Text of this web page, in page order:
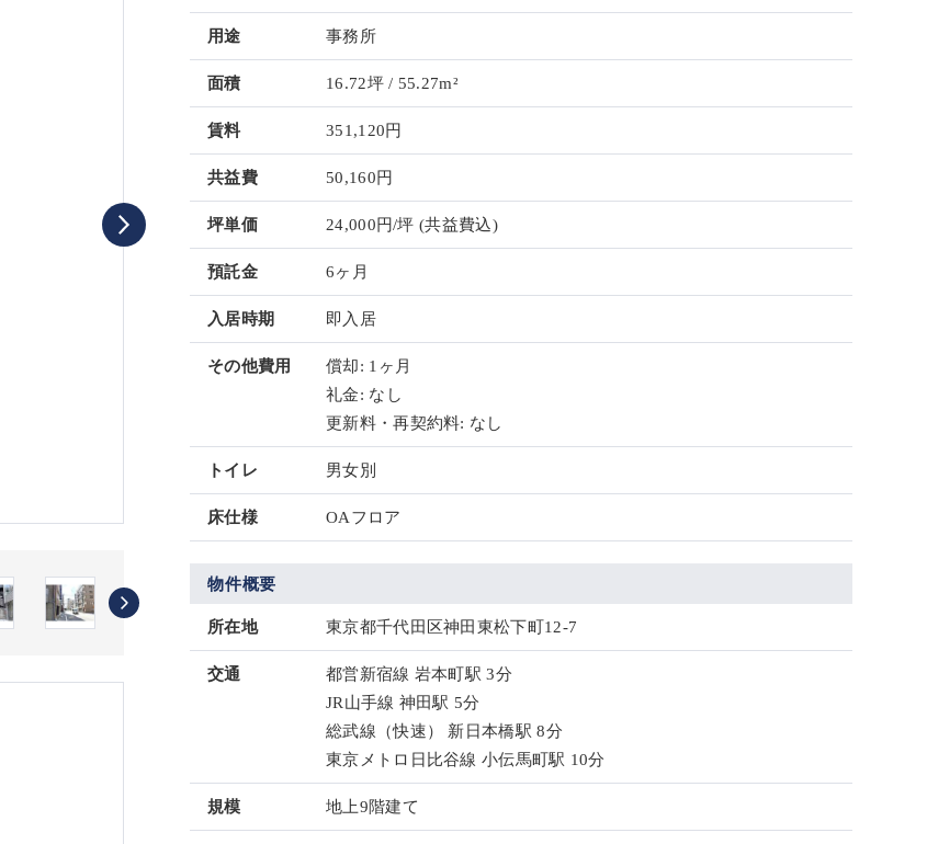
用途 事務所
面積 16.72坪 / 55.27m²
賃料 351,120円
共益費 50,160円
坪単価 24,000円/坪(共益費込)
預託金 6ヶ月
入居時期 即入居
その他費用
償却: 1ヶ月
礼金: なし
更新料・再契約料: なし
トイレ 男女別
床仕様 OAフロア
物件概要
所在地 東京都千代田区神田東松下町12-7
交通
都営新宿線 岩本町駅 3分
JR山手線 神田駅 5分
総武線（快速） 新日本橋駅 8分
東京メトロ日比谷線 小伝馬町駅 10分
規模 地上9階建て